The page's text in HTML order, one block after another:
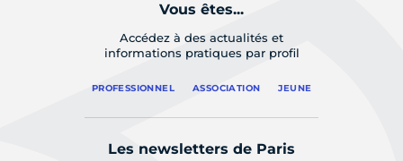
Vous êtes...
Accédez à des actualités et
informations pratiques par profil
PROFESSIONNEL ASSOCIATION JEUNE
Les newsletters de Paris